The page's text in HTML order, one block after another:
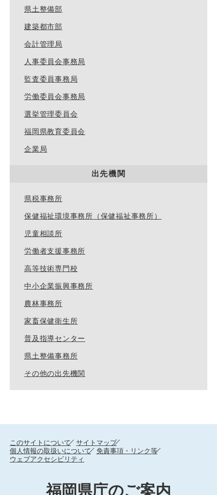
県土整備部
建築都市部
会計管理局
人事委員会事務局
監査委員事務局
労働委員会事務局
選挙管理委員会
福岡県教育委員会
企業局
出先機関
県税事務所
保健福祉環境事務所（保健福祉事務所）
児童相談所
労働者支援事務所
高等技術専門校
中小企業振興事務所
農林事務所
家畜保健衛生所
普及指導センター
県土整備事務所
その他の出先機関
このサイトについて
サイトマップ
個人情報の取扱いについて
免責事項・リンク等
ウェブアクセシビリティ
福岡県庁のご案内